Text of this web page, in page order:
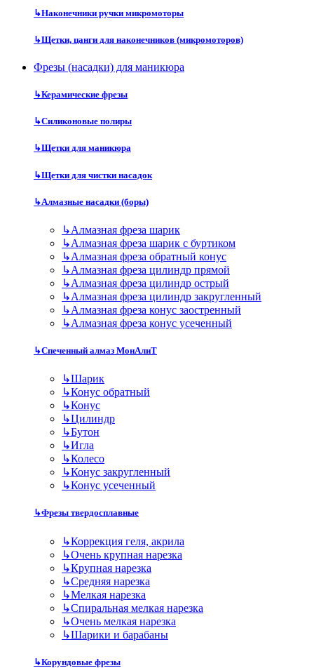
↳Наконечники ручки микромоторы
↳Щетки, цанги для наконечников (микромоторов)
Фрезы (насадки) для маникюра
↳Керамические фрезы
↳Силиконовые полиры
↳Щетки для маникюра
↳Щетки для чистки насадок
↳Алмазные насадки (боры)
↳Алмазная фреза шарик
↳Алмазная фреза шарик с буртиком
↳Алмазная фреза обратный конус
↳Алмазная фреза цилиндр прямой
↳Алмазная фреза цилиндр острый
↳Алмазная фреза цилиндр закругленный
↳Алмазная фреза конус заостренный
↳Алмазная фреза конус усеченный
↳Спеченный алмаз МонАлиТ
↳Шарик
↳Конус обратный
↳Конус
↳Цилиндр
↳Бутон
↳Игла
↳Колесо
↳Конус закругленный
↳Конус усеченный
↳Фрезы твердосплавные
↳Коррекция геля, акрила
↳Очень крупная нарезка
↳Крупная нарезка
↳Средняя нарезка
↳Мелкая нарезка
↳Спиральная мелкая нарезка
↳Очень мелкая нарезка
↳Шарики и барабаны
↳Корундовые фрезы